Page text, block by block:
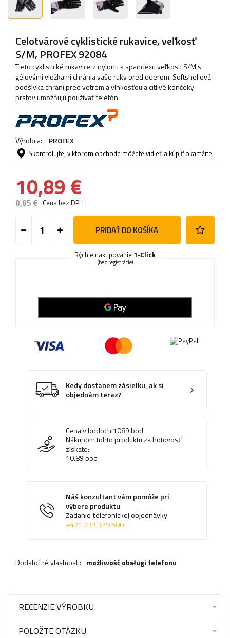
Celotvárové cyklistické rukavice, veľkosť
S/M, PROFEX 92084
Tieto cyklistické rukavice z nylonu a spandexu veľkosti S/M s
gélovými vložkami chránia vaše ruky pred oderom. Softshellová
podšívka chráni pred vetrom a vlhkosťou a citlivé končeky
prstov umožňujú používať telefón.
Výrobca: PROFEX
Skontrolujte, v ktorom obchode môžete vidieť a kúpiť okamžite
10,89 €
8,85 € Cena bez DPH
PRIDAŤ DO KOŠÍKA
Rýchle nakupovanie 1-Click
(bez registrácie)
Kedy dostanem zásielku, ak si
objednám teraz?
Cena v bodoch:1089bod
Nákupom tohto produktu za hotovosť
získate:
10.89bod
Náš konzultant vám pomôže pri
výbere produktu
Zadanie telefonickej objednávky:
+421 233 329 500
Dodatočné vlastnosti: możliwość obsługi telefonu
RECENZIE VÝROBKU
POLOŽTE OTÁZKU